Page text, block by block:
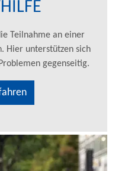
Teilnahme an einer
Hier unterstützen sich
gegenseitig.